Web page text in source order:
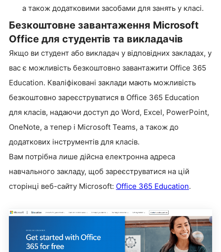
а також додатковими засобами для занять у класі.
Безкоштовне завантаження Microsoft
Office для студентів та викладачів
Якщо ви студент або викладач у відповідних закладах, у
вас є можливість безкоштовно завантажити Office 365
Education. Кваліфіковані заклади мають можливість
безкоштовно зареєструватися в Office 365 Education
для класів, надаючи доступ до Word, Excel, PowerPoint,
OneNote, а тепер і Microsoft Teams, а також до
додаткових інструментів для класів.
Вам потрібна лише дійсна електронна адреса
навчального закладу, щоб зареєструватися на цій
сторінці веб-сайту Microsoft: Office 365 Education.